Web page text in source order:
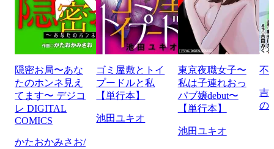
隠密お局〜あな
たのホンネ見え
てます〜 デジコ
レ DIGITAL
COMICS
かたおかみさお/
ゴミ屋敷とトイ
プードルと私
【単行本】
池田ユキオ
東京夜職女子〜
私は子連れおっ
パブ嬢debut〜
【単行本】
池田ユキオ
不
吉
の